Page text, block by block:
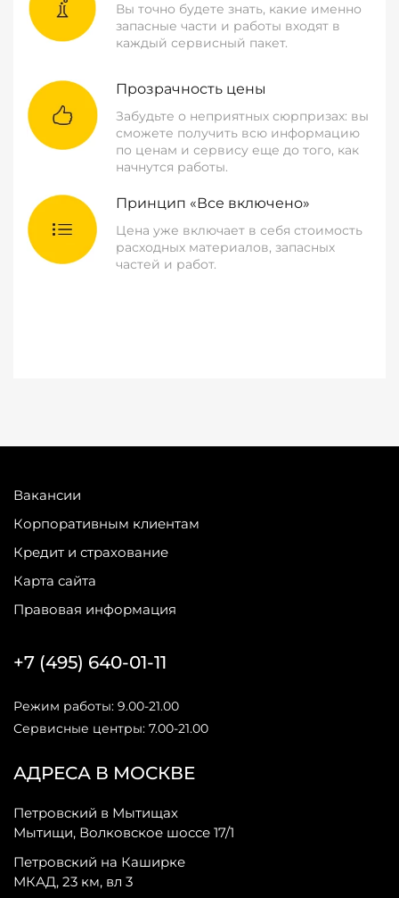
Вы точно будете знать, какие именно
запасные части и работы входят в
каждый сервисный пакет.
Прозрачность цены
Забудьте о неприятных сюрпризах: вы
сможете получить всю информацию
по ценам и сервису еще до того, как
начнутся работы.
Принцип «Все включено»
Цена уже включает в себя стоимость
расходных материалов, запасных
частей и работ.
Вакансии
Корпоративным клиентам
Кредит и страхование
Карта сайта
Правовая информация
АДРЕСА В МОСКВЕ
Петровский в Мытищах
Мытищи, Волковское шоссе 17/1
Петровский на Каширке
МКАД, 23 км, вл 3
+7 (495) 640-01-11
Режим работы: 9.00-21.00
Сервисные центры: 7.00-21.00